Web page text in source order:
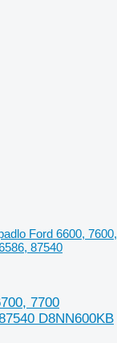
Ford 6600, 7600,
87540
7700
D8NN600KB